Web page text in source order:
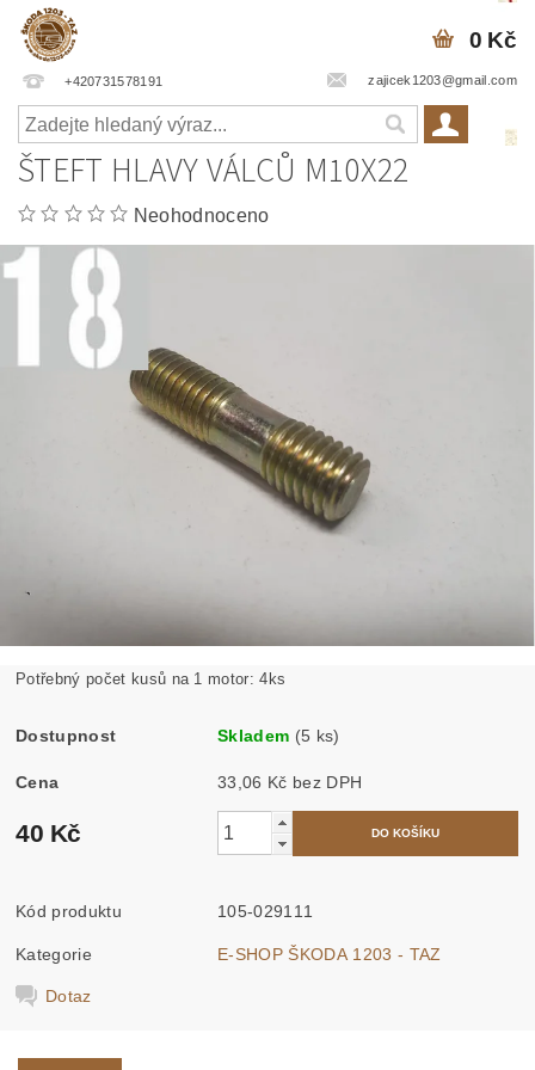
+420731578191 zajicek1203@gmail.com
0 Kč
ŠTEFT HLAVY VÁLCŮ M10X22
Neohodnoceno
Potřebný počet kusů na 1 motor: 4ks
Dostupnost Skladem (5 ks)
Cena 33,06 Kč bez DPH
40 Kč
Kód produktu 105-029111
Kategorie E-SHOP ŠKODA 1203 - TAZ
Dotaz